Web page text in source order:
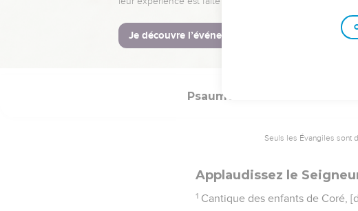
Tes enfants seront au lieu de
18 Je rendrai ton Nom
Psaumes
Seuls les Évangiles sont
Applaudissez le
1 Cantique des enfants de Coré,